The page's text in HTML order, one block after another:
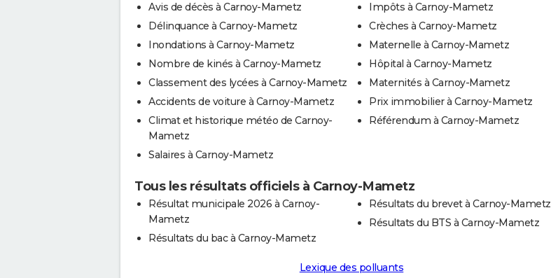
Avis de décès à Carnoy-Mametz
Délinquance à Carnoy-Mametz
Inondations à Carnoy-Mametz
Nombre de kinés à Carnoy-Mametz
Classement des lycées à Carnoy-Mametz
Accidents de voiture à Carnoy-Mametz
Climat et historique météo de Carnoy-
Mametz
Salaires à Carnoy-Mametz
Impôts à Carnoy-Mametz
Crèches à Carnoy-Mametz
Maternelle à Carnoy-Mametz
Hôpital à Carnoy-Mametz
Maternités à Carnoy-Mametz
Prix immobilier à Carnoy-Mametz
Référendum à Carnoy-Mametz
Tous les résultats officiels à Carnoy-Mametz
Résultat municipale 2026 à Carnoy-
Mametz
Résultats du bac à Carnoy-Mametz
Résultats du brevet à Carnoy-Mametz
Résultats du BTS à Carnoy-Mametz
Lexique des polluants